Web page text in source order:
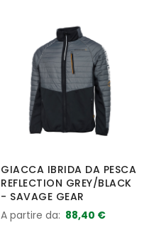
GIACCA IBRIDA DA PESCA
REFLECTION GREY/BLACK
- SAVAGE GEAR
A partire da 88,40 €